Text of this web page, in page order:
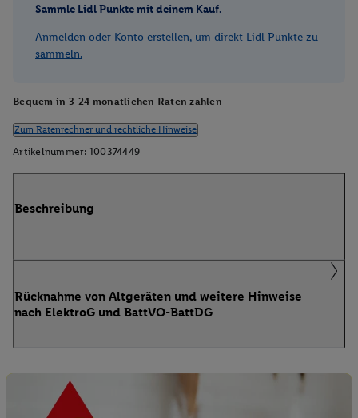
Sammle Lidl Punkte mit deinem Kauf.
Anmelden oder Konto erstellen, um direkt Lidl Punkte zu
sammeln.
Bequem in 3-24 monatlichen Raten zahlen
Zum Ratenrechner und rechtliche Hinweise
Artikelnummer: 100374449
Beschreibung
Rücknahme von Altgeräten und weitere Hinweise
nach ElektroG und BattVO-BattDG